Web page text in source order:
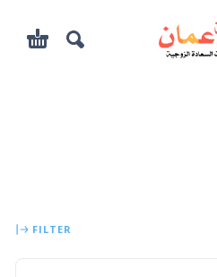
FILTER